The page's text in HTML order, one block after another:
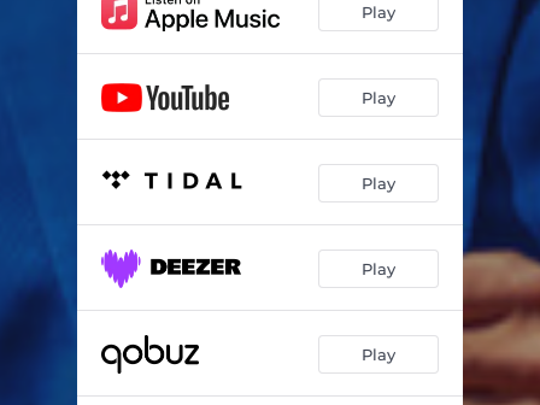
Play
Play
Play
Play
Play